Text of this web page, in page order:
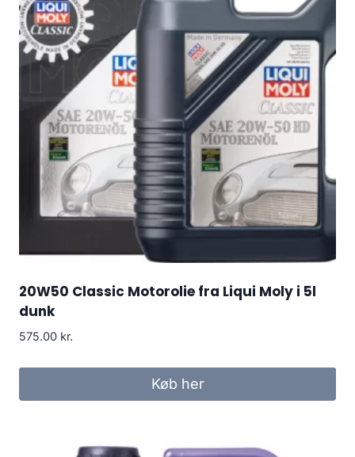
20W50 Classic Motorolie fra Liqui Moly i 5l
dunk
575.00 kr.
Køb her